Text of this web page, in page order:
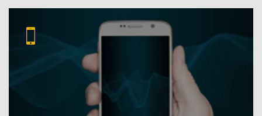
Γυμναστήρια-Αθλητικοί Σύλλογοι-Αθλητικά
Σχολές Πολεμικών Τεχνών
Εγκαταστάσεις